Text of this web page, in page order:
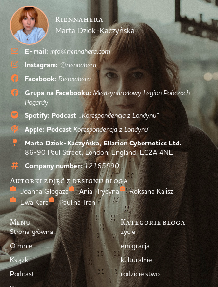
Riennahera
Marta Dziok-Kaczyńska
E-mail: info@riennahera.com
Instagram: @riennahera
Facebook: Riennahera
Grupa na Facebooku: Międzynarodowy Legion Pończoch
Pogardy
Spotify: Podcast „Korespondencja z Londynu”
Apple: Podcast Korespondencja z Londynu”
Marta Dziok-Kaczyńska, Ellarion Cybernetics Ltd.
86-90 Paul Street, London, England, EC2A 4NE
Company number: 12165590
Autorki zdjęć z designu bloga
Joanna Glogaza Ania Hrycyna
Roksana Kalisz
Ewa Kara
Paulina Tran
Menu
Strona główna
O mnie
Książki
Podcast
Kategorie bloga
życie
emigracja
kulturalnie
rodzicielstwo